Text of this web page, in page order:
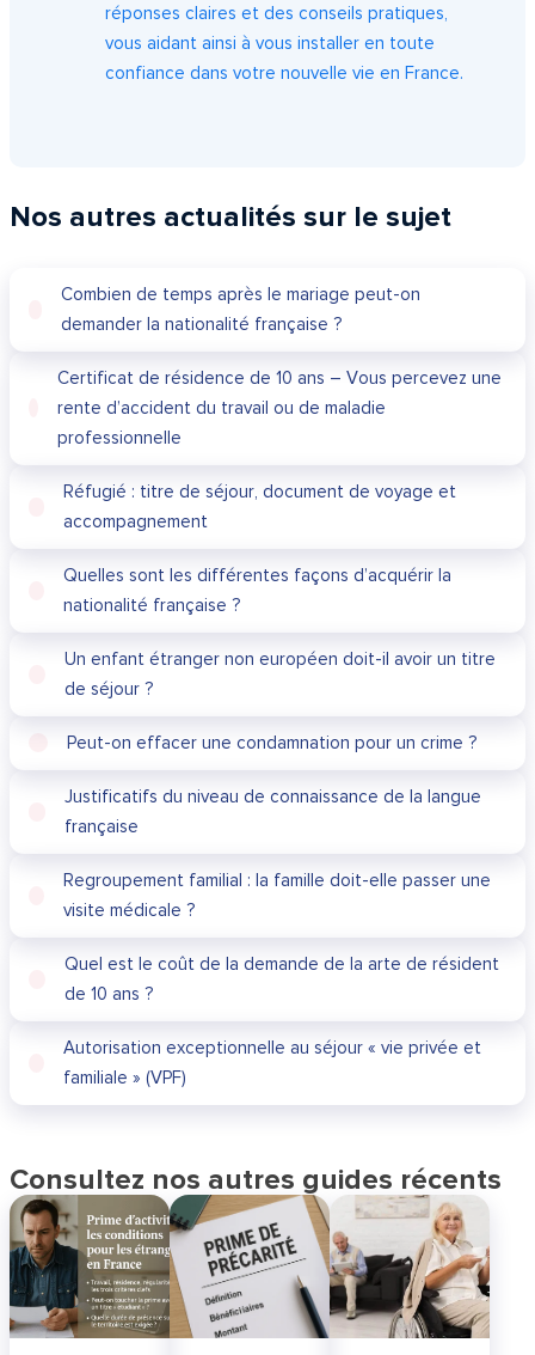
réponses claires et des conseils pratiques,
vous aidant ainsi à vous installer en toute
confiance dans votre nouvelle vie en France.
Nos autres actualités sur le sujet
Combien de temps après le mariage peut-on
demander la nationalité française ?
Certificat de résidence de 10 ans – Vous percevez une
rente d’accident du travail ou de maladie
professionnelle
Réfugié : titre de séjour, document de voyage et
accompagnement
Quelles sont les différentes façons d’acquérir la
nationalité française ?
Un enfant étranger non européen doit-il avoir un titre
de séjour ?
Peut-on effacer une condamnation pour un crime ?
Justificatifs du niveau de connaissance de la langue
française
Regroupement familial : la famille doit-elle passer une
visite médicale ?
Quel est le coût de la demande de la arte de résident
de 10 ans ?
Autorisation exceptionnelle au séjour « vie privée et
familiale » (VPF)
Consultez nos autres guides récents